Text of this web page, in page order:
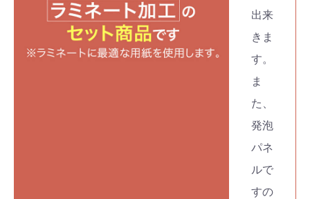
出来
きま
す。
ま
た、
発泡
パネ
ルで
すの